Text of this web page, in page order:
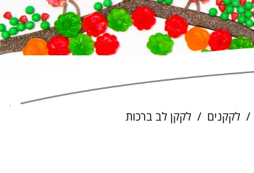
לקקנים לקקן לב ברכות